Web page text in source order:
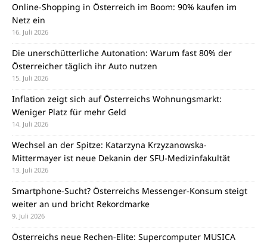
Online-Shopping in Österreich im Boom: 90% kaufen im
Netz ein
16. Juli 2026
Die unerschütterliche Autonation: Warum fast 80% der
Österreicher täglich ihr Auto nutzen
15. Juli 2026
Inflation zeigt sich auf Österreichs Wohnungsmarkt:
Weniger Platz für mehr Geld
14. Juli 2026
Wechsel an der Spitze: Katarzyna Krzyzanowska-
Mittermayer ist neue Dekanin der SFU-Medizinfakultät
13. Juli 2026
Smartphone-Sucht? Österreichs Messenger-Konsum steigt
weiter an und bricht Rekordmarke
9. Juli 2026
Österreichs neue Rechen-Elite: Supercomputer MUSICA